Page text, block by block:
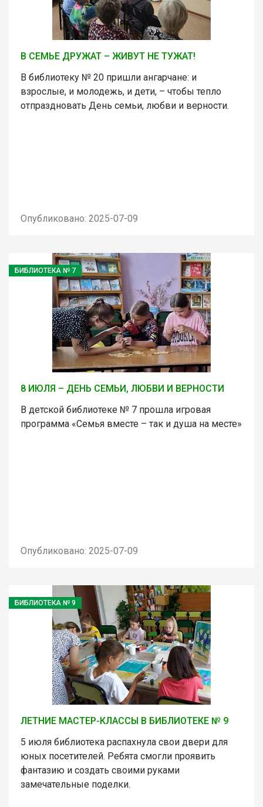
В СЕМЬЕ ДРУЖАТ – ЖИВУТ НЕ ТУЖАТ!
В библиотеку № 20 пришли ангарчане: и
взрослые, и молодежь, и дети, – чтобы тепло
отпраздновать День семьи, любви и верности.
Опубликовано: 2025-07-09
БИБЛИОТЕКА № 7
8 ИЮЛЯ – ДЕНЬ СЕМЬИ, ЛЮБВИ И ВЕРНОСТИ
В детской библиотеке № 7 прошла игровая
программа «Семья вместе – так и душа на месте»
Опубликовано: 2025-07-09
БИБЛИОТЕКА № 9
ЛЕТНИЕ МАСТЕР-КЛАССЫ В БИБЛИОТЕКЕ № 9
5 июля библиотека распахнула свои двери для
юных посетителей. Ребята смогли проявить
фантазию и создать своими руками
замечательные поделки.